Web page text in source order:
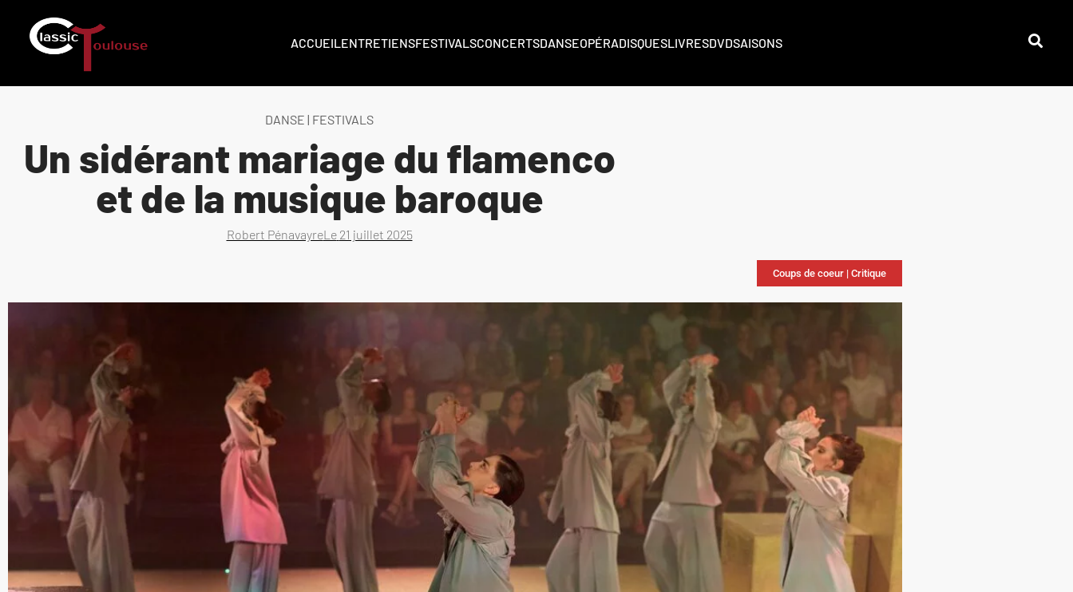
ACCUEILENTRETIENSFESTIVALSCONCERTSDANSEOPÉRADISQUESLIVRESDVDSAISONS
DANSE | FESTIVALS
Un sidérant mariage du flamenco
et de la musique baroque
Robert PénavayreLe 21 juillet 2025
Coups de coeur | Critique